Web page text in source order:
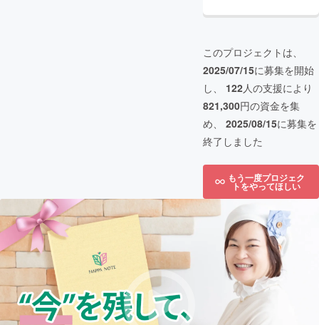
このプロジェクトは、
2025/07/15に募集を開始
し、 122人の支援により
821,300円の資金を集
め、 2025/08/15に募集を
終了しました
もう一度プロジェク
トをやってほしい